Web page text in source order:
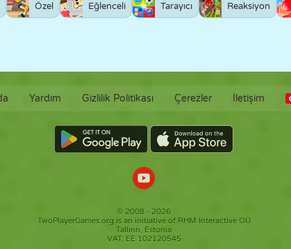
Özel Eğlenceli Tarayıcı Reaksiyon
Yardım Gizlilik Politikası Çerezler İletişim
© 2008 - 2026
TwoPlayerGames.org is an initiative of RHM Interactive OÜ
Tallinn, Estonia
VAT: EE 102120545